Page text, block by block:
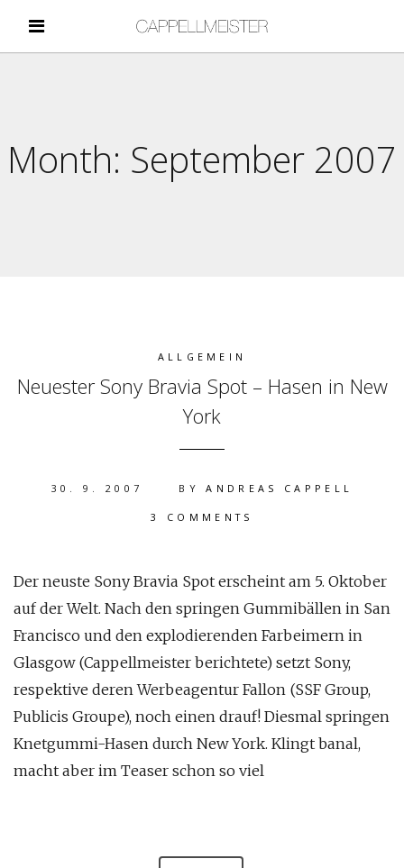
Month: September 2007
ALLGEMEIN
Neuester Sony Bravia Spot – Hasen in New
York
30. 9. 2007 BYANDREAS CAPPELL
3 COMMENTS
Der neuste Sony Bravia Spot erscheint am 5. Oktober
auf der Welt. Nach den springen Gummibällen in San
Francisco und den explodierenden Farbeimern in
Glasgow (Cappellmeister berichtete) setzt Sony,
respektive deren Werbeagentur Fallon (SSF Group,
Publicis Groupe), noch einen drauf! Diesmal springen
Knetgummi-Hasen durch New York. Klingt banal,
macht aber im Teaser schon so viel